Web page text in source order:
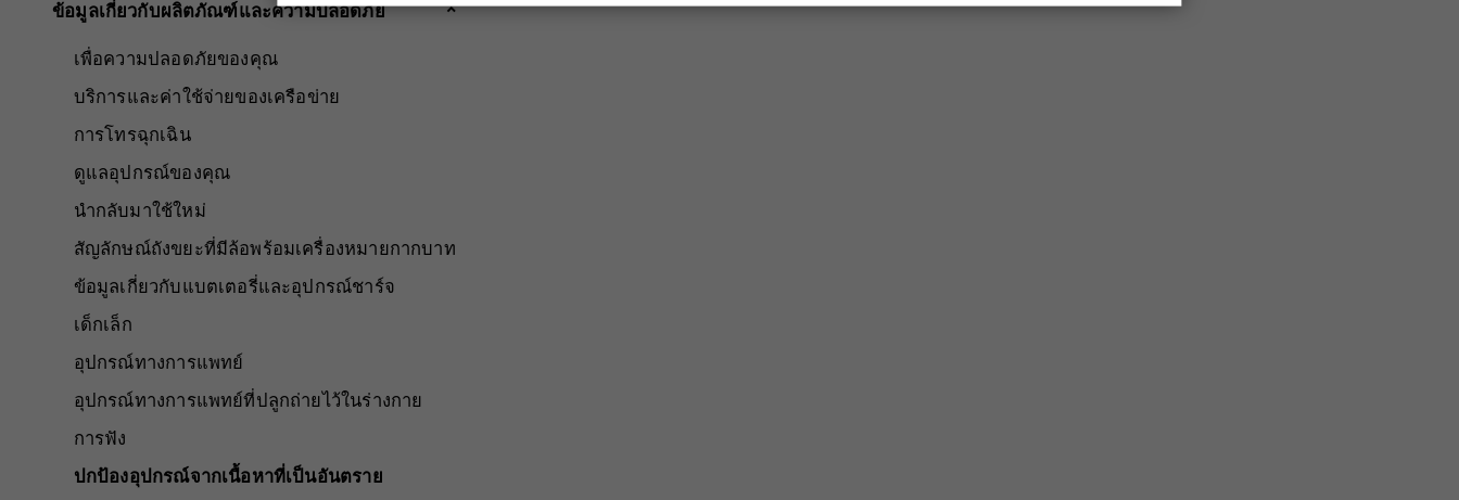
ข้อมูลเกี่ยวกับผลิตภัณฑ์และความปลอดภัย
เพื่อความปลอดภัยของคุณ
บริการและค่าใช้จ่ายของเครือข่าย
การโทรฉุกเฉิน
ดูแลอุปกรณ์ของคุณ
นำกลับมาใช้ใหม่
สัญลักษณ์ถังขยะที่มีล้อพร้อมเครื่องหมายกากบาท
ข้อมูลเกี่ยวกับแบตเตอรี่และอุปกรณ์ชาร์จ
เด็กเล็ก
อุปกรณ์ทางการแพทย์
อุปกรณ์ทางการแพทย์ที่ปลูกถ่ายไว้ในร่างกาย
การฟัง
ปกป้องอุปกรณ์จากเนื้อหาที่เป็นอันตราย